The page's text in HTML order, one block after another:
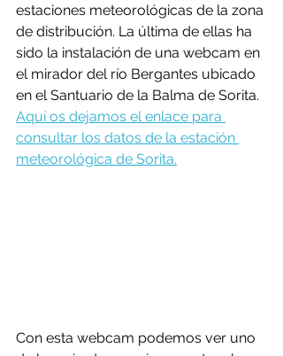
estaciones meteorológicas de la zona
de distribución. La última de ellas ha
sido la instalación de una webcam en
el mirador del río Bergantes ubicado
en el Santuario de la Balma de Sorita.
Aquí os dejamos el enlace para
consultar los datos de la estación
meteorológica de Sorita.
Con esta webcam podemos ver uno